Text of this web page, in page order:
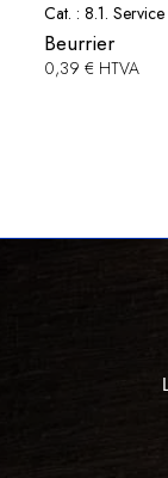
Cat. : 8.1. Service
Beurrier
0,39 € HTVA